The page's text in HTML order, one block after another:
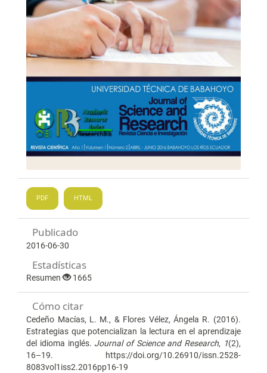
PDF HTML
Publicado
2016-06-30
Estadísticas
Resumen 1665
Cómo citar
Cedeño Macías, L. M., & Flores Vélez, Ángela R. (2016).
Estrategias que potencializan la lectura en el aprendizaje
del idioma inglés. Journal of Science and Research, 1(2),
16–19. https://doi.org/10.26910/issn.2528-
8083vol1iss2.2016pp16-19